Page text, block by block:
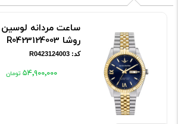
ساعت مردانه لوسین
روشا R0423124003
کد: R0423124003
۵۴٬۹۰۰٬۰۰۰